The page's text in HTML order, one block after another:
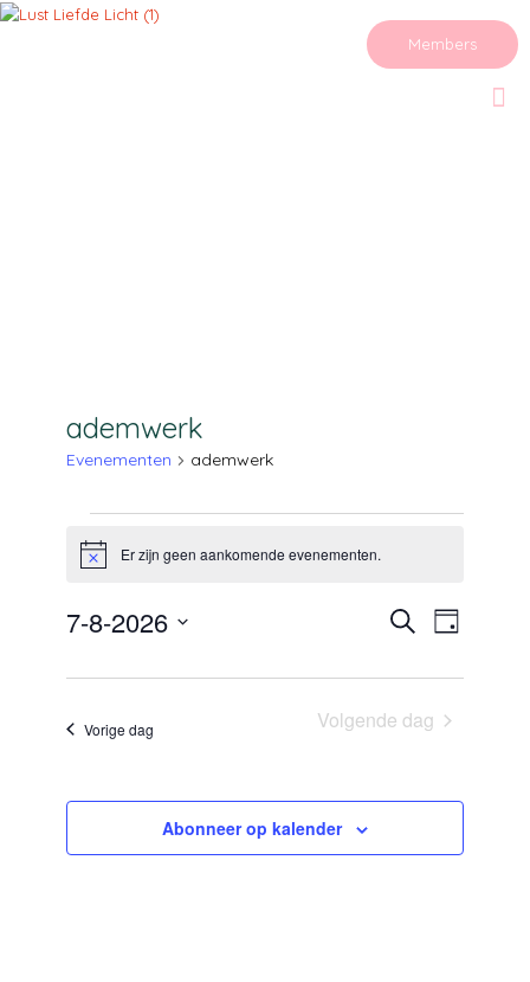
Members
ademwerk
Evenementen ademwerk
in
2026
BerichtEr zijn geen aankomende evenementen.
Evenementen
Zoeken
weergeven
navigatie
ZoekenEvenement
weergaven
Dag
7-8-2026
Vorige dag Volgende dag
Abonneer op kalender